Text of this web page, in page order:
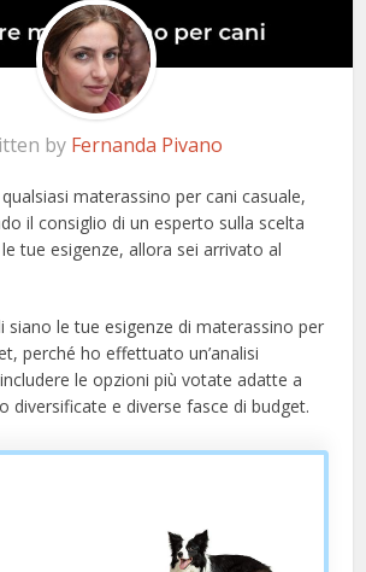
by Fernanda Pivano
materassino per cani casuale,
il consiglio di un esperto sulla scelta
tue esigenze, allora sei arrivato al
siano le tue esigenze di materassino per
perché ho effettuato un’analisi
le opzioni più votate adatte a
diversificate e diverse fasce di budget.